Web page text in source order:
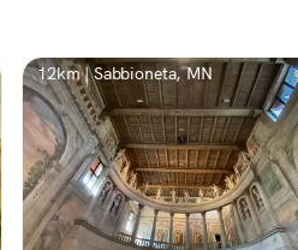
12km | Sabbioneta, MN